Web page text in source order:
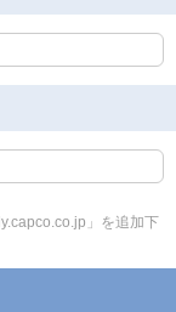
」を追加下